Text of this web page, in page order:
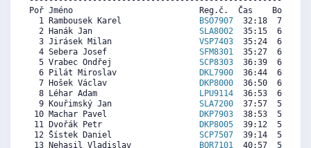
Poř Jméno                          Reg.č.  Čas    Body
  1 Rambousek Karel
BSO7907
32:18  7079
  2 Hanák Jan
SLA8002
35:15  6504
  3 Jirásek Milan
VSP7403
35:24  6475
  4 Sebera Josef
SFM8301
35:27  6465
  5 Vrabec Ondřej
SCP8303
36:39  6231
  6 Pilát Miroslav
DKL7900
36:44  6215
  7 Hošek Václav
DKP8000
36:50  6196
  8 Léhar Adam
LPU9114
36:53  6186
  9 Kouřimský Jan
SLA7200
37:57  5978
10 Machar Pavel
DKP7903
38:53  5796
11 Dvořák Petr
DKP8005
39:12  5735
12 Šístek Daniel SCP7507
39:14  5728
13 Nehasil Vladislav
BOR7101
40:57  5394